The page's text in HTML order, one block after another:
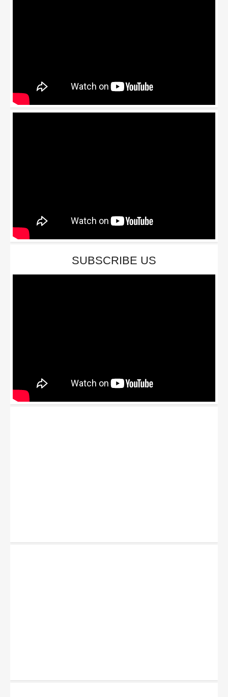
SUBSCRIBE US